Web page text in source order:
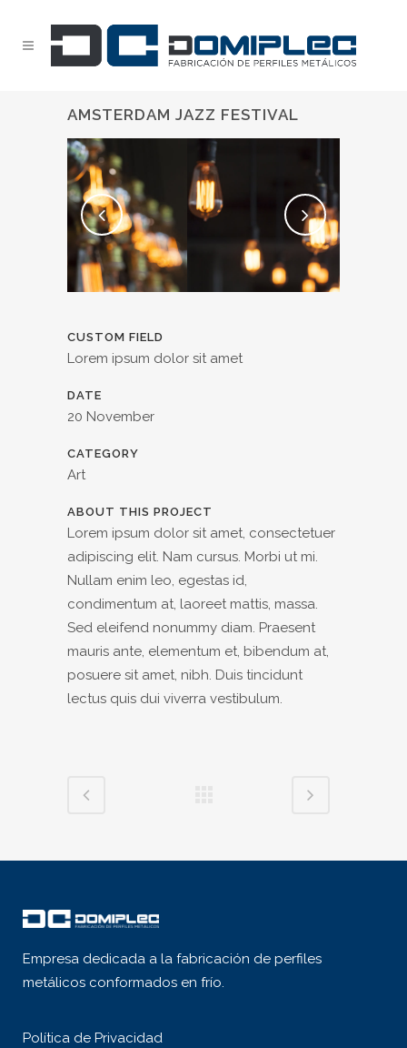
AMSTERDAM JAZZ FESTIVAL
CUSTOM FIELD
Lorem ipsum dolor sit amet
DATE
20 November
CATEGORY
Art
ABOUT THIS PROJECT
Lorem ipsum dolor sit amet, consectetuer
adipiscing elit. Nam cursus. Morbi ut mi.
Nullam enim leo, egestas id,
condimentum at, laoreet mattis, massa.
Sed eleifend nonummy diam. Praesent
mauris ante, elementum et, bibendum at,
posuere sit amet, nibh. Duis tincidunt
lectus quis dui viverra vestibulum.
Empresa dedicada a la fabricación de perfiles
metálicos conformados en frío.
Política de Privacidad